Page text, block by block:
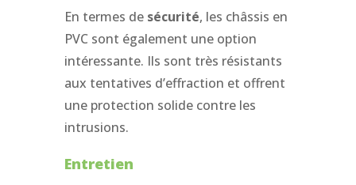
En termes de sécurité, les châssis en
PVC sont également une option
intéressante. Ils sont très résistants
aux tentatives d’effraction et offrent
une protection solide contre les
intrusions.
Entretien